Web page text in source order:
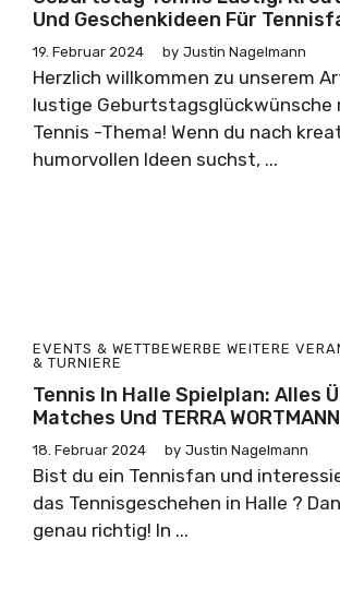
Und Geschenkideen Für
19. Februar 2024 by Justin Nagelmann
Herzlich willkommen zu unserem
lustige Geburtstagsglückwünsche
Tennis -Thema! Wenn du nach
humorvollen Ideen suchst, ...
EVENTS & WETTBEWERBE WEITERE
& TURNIERE
Tennis In Halle Spielplan: Alles
Matches Und TERRA
18. Februar 2024 by Justin Nagelmann
Bist du ein Tennisfan und
das Tennisgeschehen in Halle ?
genau richtig! In ...